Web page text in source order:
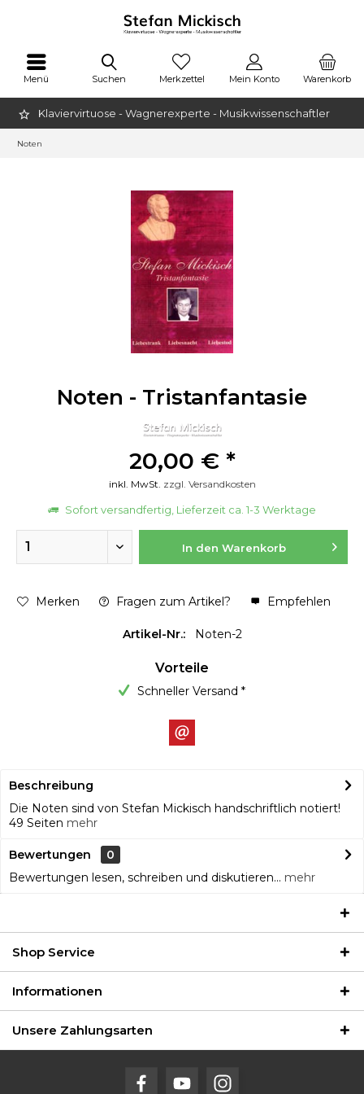
Klaviervirtuose - Wagnerexperte - Musikwissenschaftler
Menü Warenkorb
Merkzettel Mein Konto
Suchen
Noten
Noten - Tristanfantasie
20,00 € *
inkl. MwSt. zzgl. Versandkosten
Sofort versandfertig, Lieferzeit ca. 1-3 Werktage
In den Warenkorb
Merken Fragen zum Artikel? Empfehlen
Artikel-Nr.: Noten-2
Vorteile
Schneller Versand *
Beschreibung
Die Noten sind von Stefan Mickisch handschriftlich notiert!
49 Seiten mehr
Bewertungen
0
Bewertungen lesen, schreiben und diskutieren... mehr
Shop Service
Informationen
Unsere Zahlungsarten